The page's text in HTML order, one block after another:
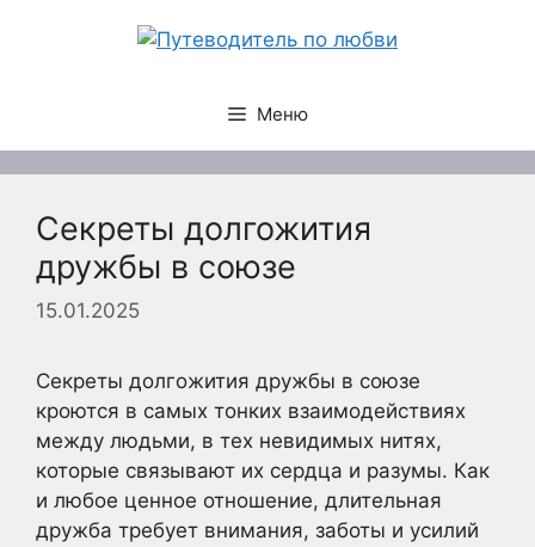
Меню
Секреты долгожития
дружбы в союзе
15.01.2025
Секреты долгожития дружбы в союзе
кроются в самых тонких взаимодействиях
между людьми, в тех невидимых нитях,
которые связывают их сердца и разумы. Как
и любое ценное отношение, длительная
дружба требует внимания, заботы и усилий